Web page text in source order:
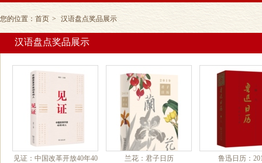
您的位置： 首页 > 汉语盘点奖品展示
汉语盘点奖品展示
见证：中国改革开放40年40
兰花：君子日历 鲁迅日历：